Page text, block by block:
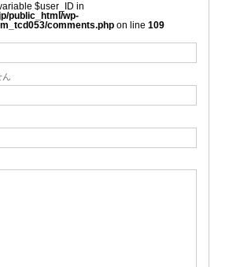
$user_ID in
public_html/wp-
comments.phpon line 109
ん